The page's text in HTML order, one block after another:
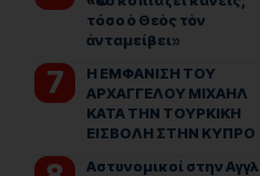
τόσο ὁ Θεὸς τὸν
ἀνταμείβει»
Η ΕΜΦΑΝΙΣΗ ΤΟΥ
ΑΡΧΑΓΓΕΛΟΥ ΜΙΧΑΗΛ
ΚΑΤΑ ΤΗΝ ΤΟΥΡΚΙΚΗ
ΕΙΣΒΟΛΗ ΣΤΗΝ ΚΥΠΡΟ
Αστυνομικοί στην